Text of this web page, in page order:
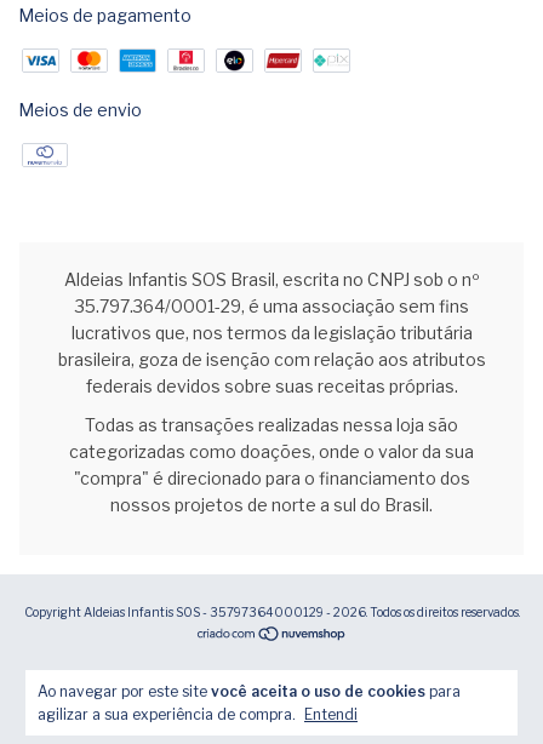
Ao navegar por este site você aceita o uso de cookies para
agilizar a sua experiência de compra.
Entendi
Meios de pagamento
Meios de envio
Aldeias Infantis SOS Brasil, escrita no CNPJ sob o nº
35.797.364/0001-29, é uma associação sem fins
lucrativos que, nos termos da legislação tributária
brasileira, goza de isenção com relação aos atributos
federais devidos sobre suas receitas próprias.
Todas as transações realizadas nessa loja são
categorizadas como doações, onde o valor da sua
"compra" é direcionado para o financiamento dos
nossos projetos de norte a sul do Brasil.
Copyright Aldeias Infantis SOS - 35797364000129 - 2026. Todos os direitos reservados.